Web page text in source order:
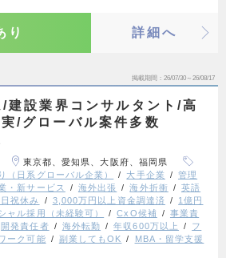
り 詳細へ
掲載期間 26/07/30～26/08/17
設業界コンサルタント/高
/グローバル案件多数
東京都、愛知県、大阪府、福岡県
（日系グローバル企業） 大手企業
管理
・新サービス 海外出張 海外折衝
英語
祝休み 3,000万円以上資金調達済
1億円
ャル採用（未経験可） CxO候補
事業責
開発責任者 海外転勤 年収600万以上
フ
ーク可能 副業してもOK
MBA・留学支援